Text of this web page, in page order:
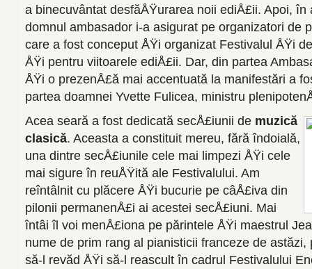
a binecuvântat desfăÅŸurarea noii ediÅ£ii. Apoi, în
domnul ambasador i-a asigurat pe organizatori de
care a fost conceput ÅŸi organizat Festivalul ÅŸi
ÅŸi pentru viitoarele ediÅ£ii. Dar, din partea
ÅŸi o prezenÅ£ă mai accentuată la manifestări a
partea doamnei Yvette Fulicea, ministru
Acea seară a fost dedicată secÅ£iunii de muzică
clasică. Aceasta a constituit mereu, fără îndoială,
una dintre secÅ£iunile cele mai limpezi ÅŸi cele
mai sigure în reuÅŸită ale Festivalului. Am
reîntâlnit cu plăcere ÅŸi bucurie pe câÅ£iva din
pilonii permanenÅ£i ai acestei secÅ£iuni. Mai
întâi îl voi menÅ£iona pe părintele ÅŸi maestrul
nume de prim rang al pianisticii franceze de
să-l revăd ÅŸi să-l reascult în cadrul Festivalului